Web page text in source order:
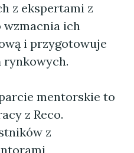
z ekspertami z
wzmacnia ich
i przygotowuje
rynkowych.
mentorskie to
z Reco.
z